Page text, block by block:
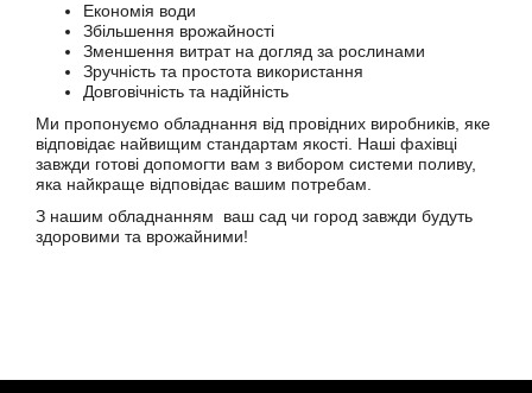
Економія води
Збільшення врожайності
Зменшення витрат на догляд за рослинами
Зручність та простота використання
Довговічність та надійність
Ми пропонуємо обладнання від провідних виробників, яке
відповідає найвищим стандартам якості. Наші фахівці
завжди готові допомогти вам з вибором системи поливу,
яка найкраще відповідає вашим потребам.
З нашим обладнанням ваш сад чи город завжди будуть
здоровими та врожайними!